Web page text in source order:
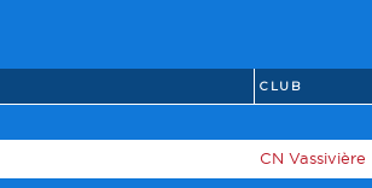
CLUB
CN Vassivière